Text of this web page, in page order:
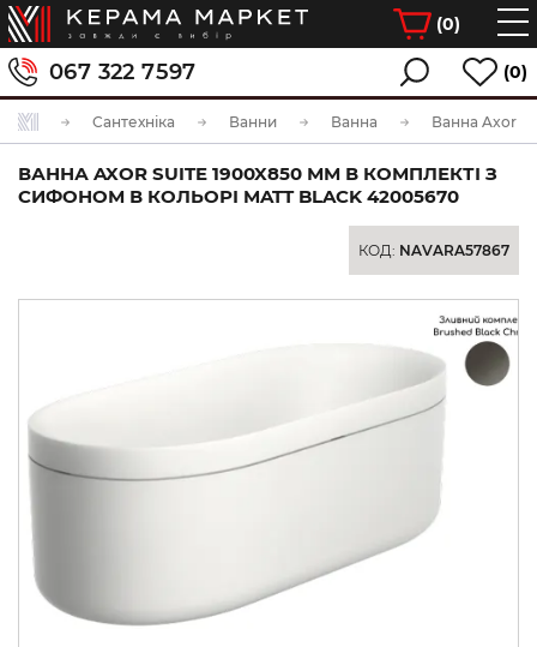
(0)
067 322 7597 (0)
Сантехніка Ванни Ванна
ВАННА AXOR SUITE 1900X850 ММ В КОМПЛЕКТІ З
СИФОНОМ В КОЛЬОРІ MATT BLACK 42005670
КОД: NAVARA57867